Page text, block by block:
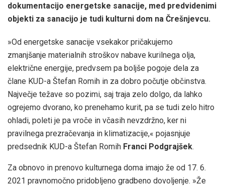
dokumentacijo energetske sanacije, med predvidenimi
objekti za sanacijo je tudi kulturni dom na Črešnjevcu.
»Od energetske sanacije vsekakor pričakujemo
zmanjšanje materialnih stroškov nabave kurilnega olja,
električne energije, predvsem pa boljše pogoje dela za
člane KUD-a Štefan Romih in za dobro počutje občinstva.
Največje težave so pozimi, saj traja zelo dolgo, da lahko
ogrejemo dvorano, ko prenehamo kurit, pa se tudi zelo hitro
ohladi, poleti je pa vroče in včasih nevzdržno, ker ni
pravilnega prezračevanja in klimatizacije,« pojasnjuje
predsednik KUD-a Štefan Romih Franci Podgrajšek.
Za obnovo in prenovo kulturnega doma imajo že od 17. 6.
2021 pravnomočno pridobljeno gradbeno dovoljenje. »Že